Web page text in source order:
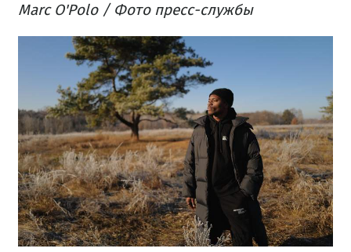
Marc O'Polo / Фото пресс-службы